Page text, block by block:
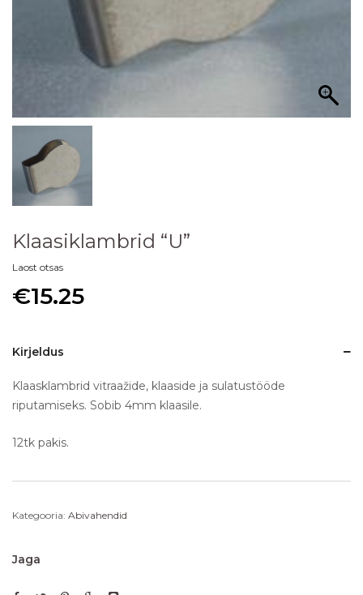
Klaasiklambrid “U”
Laost otsas
€15.25
Kirjeldus
Klaasklambrid vitraažide, klaaside ja sulatustööde
riputamiseks. Sobib 4mm klaasile.
12tk pakis.
Kategooria: Abivahendid
Jaga